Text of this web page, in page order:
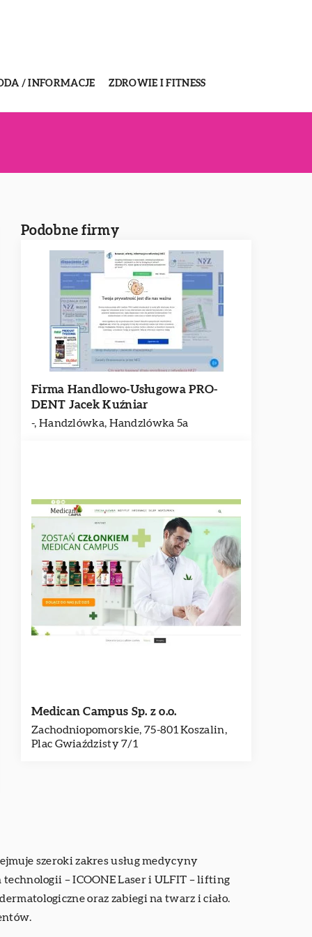
/ INFORMACJE ZDROWIE I FITNESS
Podobne firmy
Firma Handlowo-Usługowa PRO-
DENT Jacek Kuźniar
-, Handzlówka, Handzlówka 5a
Medican Campus Sp. z o.o.
Zachodniopomorskie, 75-801 Koszalin,
Plac Gwiaździsty 7/1
szeroki zakres usług medycyny
– ICOONE Laser i ULFIT – lifting
oraz zabiegi na twarz i ciało.